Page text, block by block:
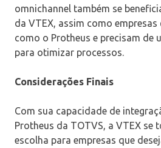
omnichannel também se
da VTEX, assim como empresas
como o Protheus e precisam de
para otimizar processos.
Considerações Finais
Com sua capacidade de
Protheus da TOTVS, a VTEX se
escolha para empresas que